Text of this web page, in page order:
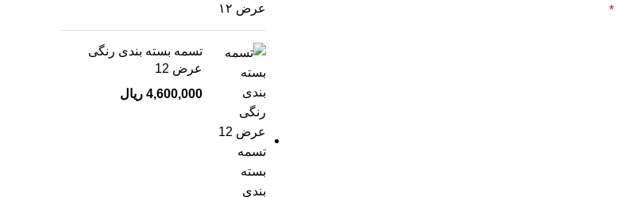
*
تسمه بسته بندی رنگی
عرض 12
4,600,000 ریال